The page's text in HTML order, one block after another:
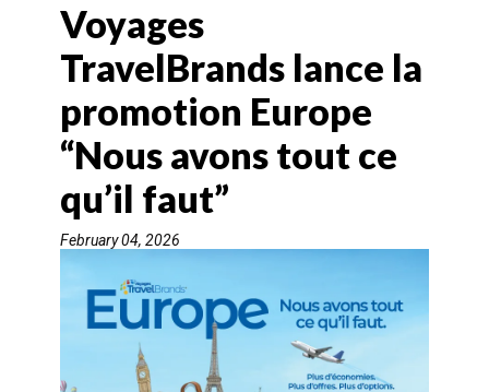
FORFAIT VACANCES
CROISIÈRES
HOTELS & RESORTS
DESTINATIONS
AGENTS DE VOYAGE
FORMATION & RESSOURCES
Voyages
TravelBrands lance la
promotion Europe
“Nous avons tout ce
qu’il faut”
February 04, 2026